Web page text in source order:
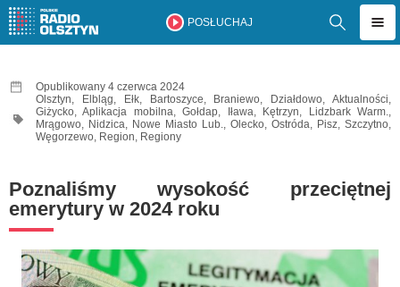
POSŁUCHAJ
Opublikowany 4 czerwca 2024
Olsztyn, Elbląg, Ełk, Bartoszyce, Braniewo, Działdowo,Aktualności,
Giżycko,Aplikacja mobilna,Gołdap, Iława, Kętrzyn, Lidzbark Warm.,
Mrągowo, Nidzica, Nowe Miasto Lub., Olecko, Ostróda, Pisz, Szczytno,
Węgorzewo, Region, Regiony
Poznaliśmy wysokość przeciętnej
emerytury w 2024 roku